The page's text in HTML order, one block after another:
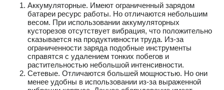
Аккумуляторные. Имеют ограниченный зарядом
батареи ресурс работы. Но отличаются небольшим
весом. При использовании аккумуляторных
кусторезов отсутствует вибрация, что положительно
сказывается на продуктивности труда. Из-за
ограниченности заряда подобные инструменты
справятся с удалением тонких побегов и
растительностью небольшой интенсивности.
Сетевые. Отличаются большей мощностью. Но они
менее удобны в использовании из-за выраженной